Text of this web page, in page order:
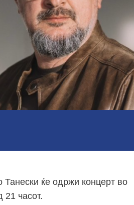
Танески ќе одржи концерт во
21 часот.